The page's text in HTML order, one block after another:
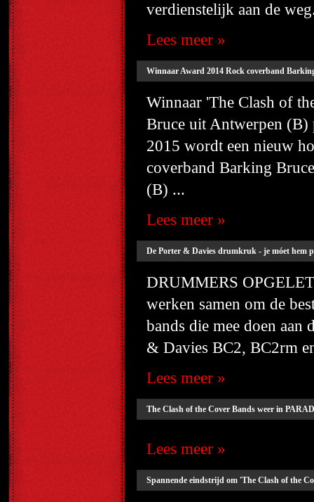
verdienstelijk aan de
Lees meer »
Winnaar Award 2014 Rock coverband
Winnaar 'The Clash of
Bruce uit Antwerpen (B)
2015 wordt een nieuw
coverband Barking
(B) ...
Lees meer »
De Porter & Davies drumkruk - je móet hem
DRUMMERS
werken samen om de
bands die mee doen aan
& Davies BC2, BC2rm
Lees meer »
The Clash of the Cover Bands weer in
Lees meer »
Spannende eindstrijd om 'The Clash of the